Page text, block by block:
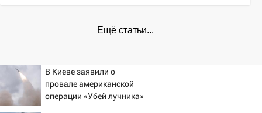
Ещё статьи...
В Киеве заявили о
провале американской
операции «Убей лучника»